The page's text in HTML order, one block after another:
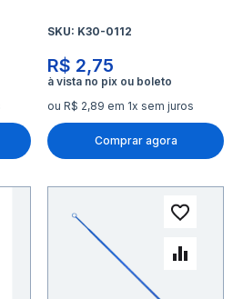
SKU: K30-0112
R$ 2,75
ou R$ 2,89 em 1x sem juros
Comprar agora
à lista de
para Comparar